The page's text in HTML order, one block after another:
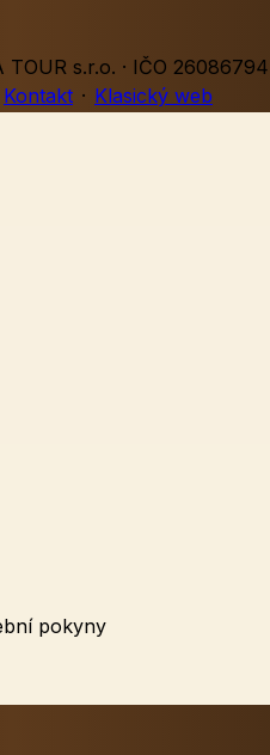
s.r.o. · IČO 26086794
Kontakt · Klasický web
pokyny